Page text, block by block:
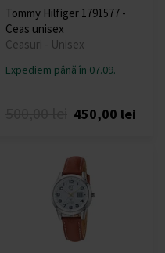
Tommy Hilfiger 1791577 -
Ceas unisex
Ceasuri - Unisex
Expediem până în 07.09.
450,00 lei